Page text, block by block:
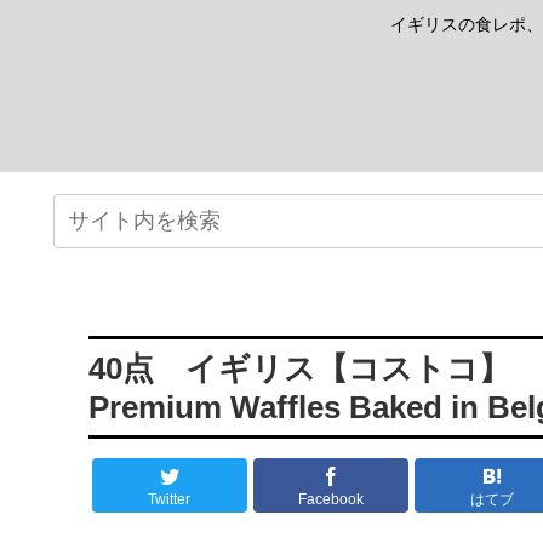
イギリスの食レポ
40点 イギリス【コストコ】
Premium Waffles Baked in
Twitter Facebook はてブ